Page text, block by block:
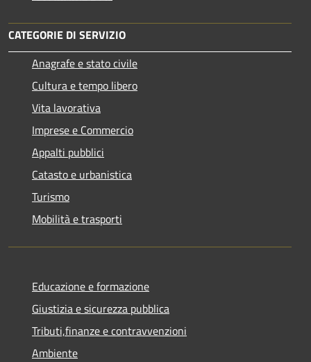
CATEGORIE DI SERVIZIO
Anagrafe e stato civile
Cultura e tempo libero
Vita lavorativa
Imprese e Commercio
Appalti pubblici
Catasto e urbanistica
Turismo
Mobilità e trasporti
Educazione e formazione
Giustizia e sicurezza pubblica
Tributi,finanze e contravvenzioni
Ambiente